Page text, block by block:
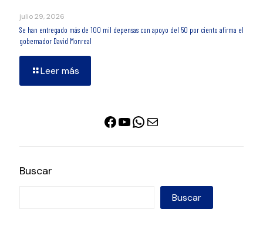
julio 29, 2026
Se han entregado más de 100 mil depensas con apoyo del 50 por ciento afirma el
gobernador David Monreal
Leer más
Facebook
YouTube
WhatsApp
Correo electrónico
Buscar
Buscar